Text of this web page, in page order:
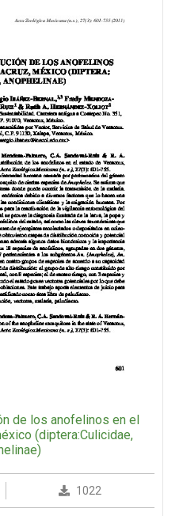
de los anofelinos en el
(diptera:Culicidae,
1022